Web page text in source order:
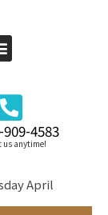
909-4583
us anytime!